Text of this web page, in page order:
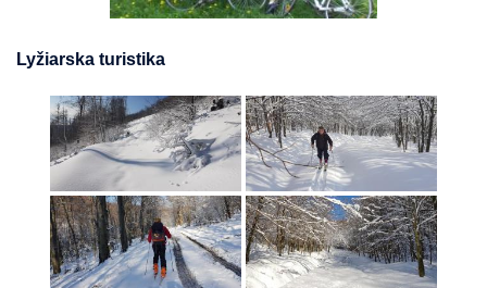
Lyžiarska turistika